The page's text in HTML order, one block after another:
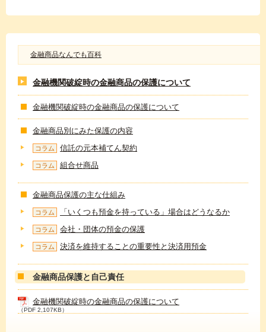
金融商品なんでも百科
金融機関破綻時の金融商品の保護について
金融機関破綻時の金融商品の保護について
金融商品別にみた保護の内容
コラム 信託の元本補てん契約
コラム 組合せ商品
金融商品保護の主な仕組み
コラム 「いくつも預金を持っている」場合はどうなるか
コラム 会社・団体の預金の保護
コラム 決済を維持することの重要性と決済用預金
金融商品保護と自己責任
金融機関破綻時の金融商品の保護について
（PDF 2,107KB）